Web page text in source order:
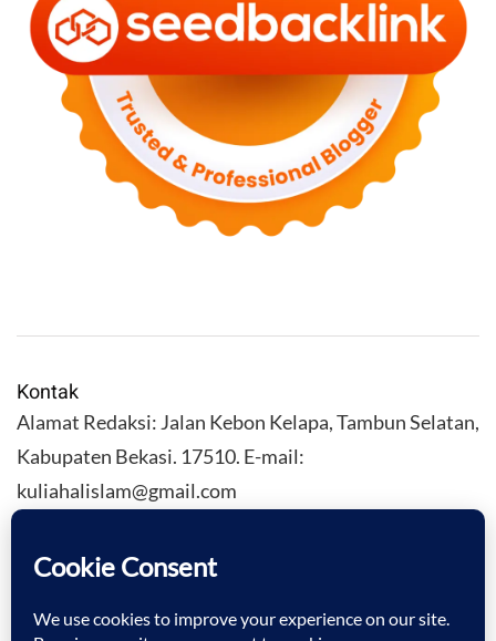
Kontak
Alamat Redaksi: Jalan Kebon Kelapa, Tambun Selatan,
Kabupaten Bekasi. 17510. E-mail:
kuliahalislam@gmail.com